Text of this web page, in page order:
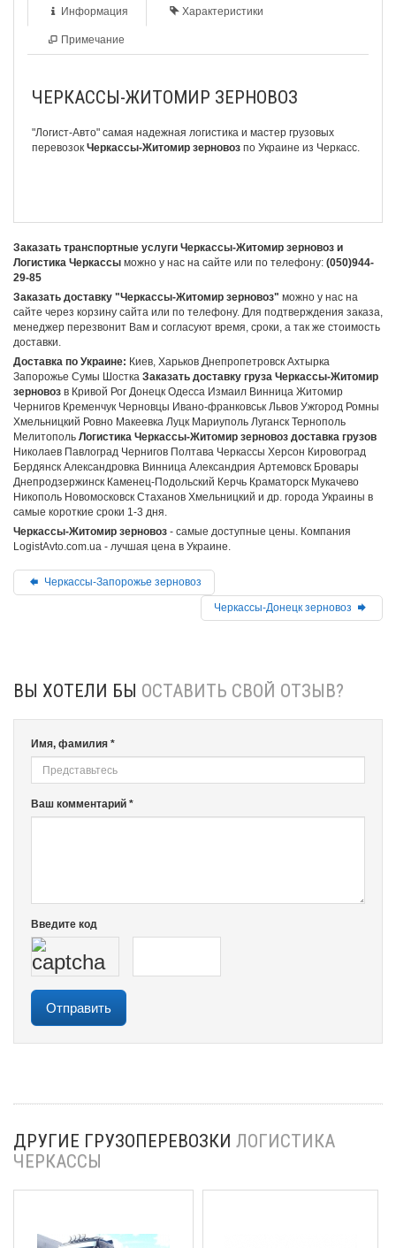
Информация Характеристики
Примечание
ЧЕРКАССЫ-ЖИТОМИР ЗЕРНОВОЗ
"Логист-Авто" самая надежная логистика и мастер грузовых
перевозок Черкассы-Житомир зерновоз по Украине из Черкасс.
Заказать транспортные услуги Черкассы-Житомир зерновоз и
Логистика Черкассы можно у нас на сайте или по телефону: (050)944-
29-85
Заказать доставку "Черкассы-Житомир зерновоз" можно у нас на
сайте через корзину сайта или по телефону. Для подтверждения заказа,
менеджер перезвонит Вам и согласуют время, сроки, а так же стоимость
доставки.
Доставка по Украине: Киев, Харьков Днепропетровск Ахтырка
Запорожье Сумы Шостка Заказать доставку груза Черкассы-Житомир
зерновоз в Кривой Рог Донецк Одесса Измаил Винница Житомир
Чернигов Кременчук Черновцы Ивано-франковськ Львов Ужгород Ромны
Хмельницкий Ровно Макеевка Луцк Мариуполь Луганск Тернополь
Мелитополь Логистика Черкассы-Житомир зерновоз доставка грузов
Николаев Павлоград Чернигов Полтава Черкассы Херсон Кировоград
Бердянск Александровка Винница Александрия Артемовск Бровары
Днепродзержинск Каменец-Подольский Керчь Краматорск Мукачево
Никополь Новомосковск Стаханов Хмельницкий и др. города Украины в
самые короткие сроки 1-3 дня.
Черкассы-Житомир зерновоз - самые доступные цены. Компания
LogistAvto.com.ua - лучшая цена в Украине.
Черкассы-Запорожье зерновоз
Черкассы-Донецк зерновоз
ВЫ ХОТЕЛИ БЫ ОСТАВИТЬ СВОЙ ОТЗЫВ?
Имя, фамилия *
Ваш комментарий *
Введите код
ДРУГИЕ ГРУЗОПЕРЕВОЗКИ ЛОГИСТИКА
ЧЕРКАССЫ